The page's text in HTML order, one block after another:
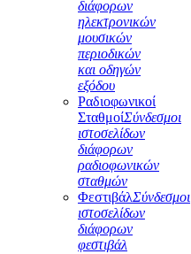
διάφορων
ηλεκτρονικών
μουσικών
περιοδικών
και οδηγών
εξόδου
Ραδιοφωνικοί
ΣταθμοίΣύνδεσμοι
ιστοσελίδων
διάφορων
ραδιοφωνικών
σταθμών
ΦεστιβάλΣύνδεσμοι
ιστοσελίδων
διάφορων
φεστιβάλ